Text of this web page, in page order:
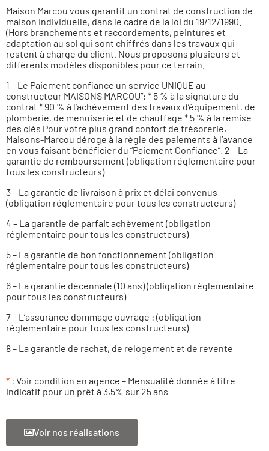
Maison Marcou vous garantit un contrat de construction de
maison individuelle, dans le cadre de la loi du 19/12/1990.
(Hors branchements et raccordements, peintures et
adaptation au sol qui sont chiffrés dans les travaux qui
restent à charge du client. Nous proposons plusieurs et
différents modèles disponibles pour ce terrain.
1 – Le Paiement confiance un service UNIQUE au
constructeur MAISONS MARCOU”: * 5 % à la signature du
contrat * 90 % à l’achèvement des travaux d’équipement, de
plomberie, de menuiserie et de chauffage * 5 % à la remise
des clés Pour votre plus grand confort de trésorerie,
Maisons-Marcou déroge à la règle des paiements à l’avance
en vous faisant bénéficier du “Paiement Confiance”. 2 – La
garantie de remboursement (obligation réglementaire pour
tous les constructeurs)
3 – La garantie de livraison à prix et délai convenus
(obligation réglementaire pour tous les constructeurs)
4 – La garantie de parfait achèvement (obligation
réglementaire pour tous les constructeurs)
5 – La garantie de bon fonctionnement (obligation
réglementaire pour tous les constructeurs)
6 – La garantie décennale (10 ans) (obligation réglementaire
pour tous les constructeurs)
7 – L’assurance dommage ouvrage : (obligation
réglementaire pour tous les constructeurs)
8 – La garantie de rachat, de relogement et de revente
* : Voir condition en agence – Mensualité donnée à titre
indicatif pour un prêt à 3,5% sur 25 ans
Voir nos réalisations